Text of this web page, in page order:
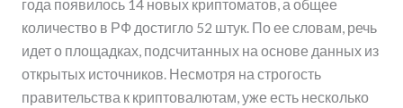
года появилось 14 новых криптоматов, а общее
количество в РФ достигло 52 штук. По ее словам, речь
идет о площадках, подсчитанных на основе данных из
открытых источников. Несмотря на строгость
правительства к криптовалютам, уже есть несколько